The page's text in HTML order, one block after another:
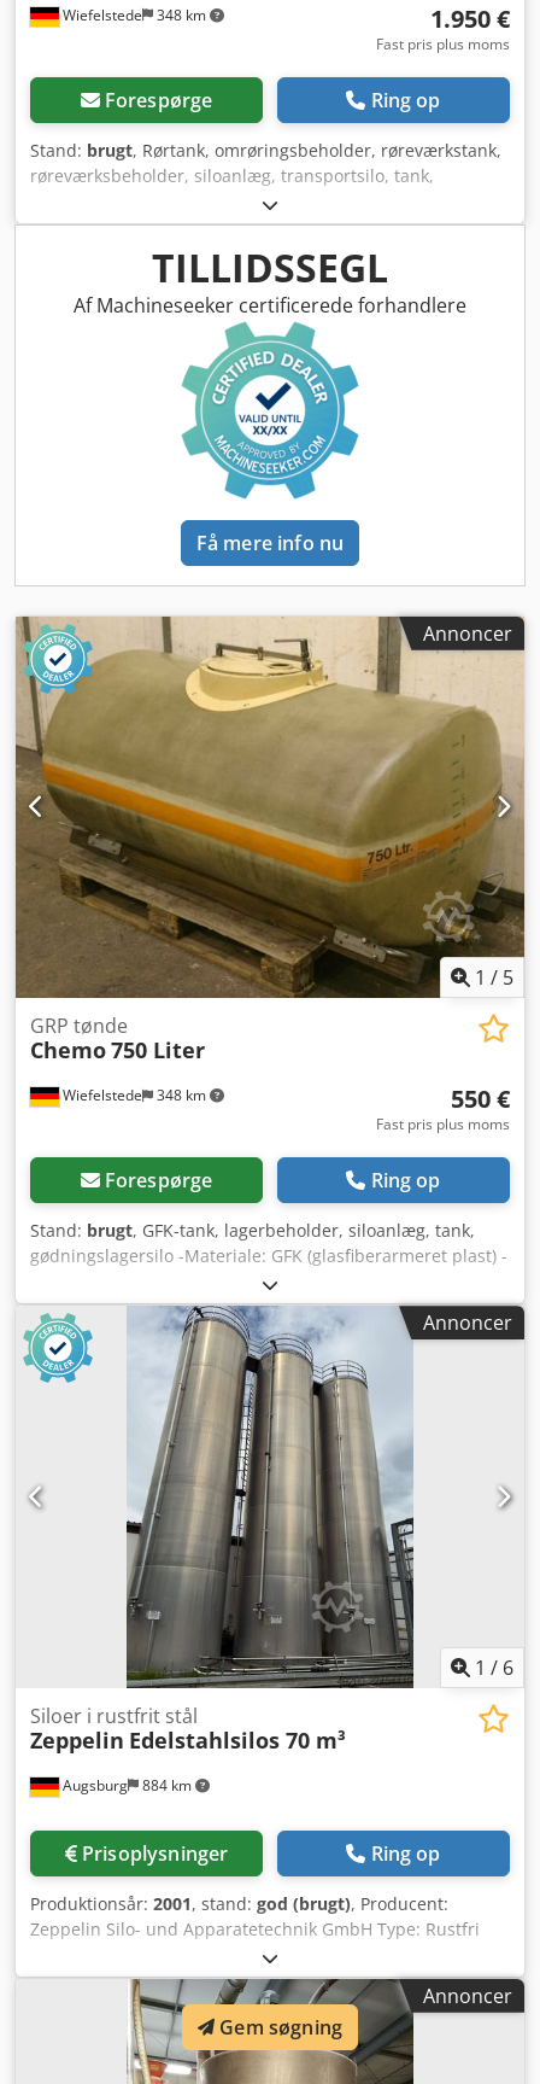
Wiefelstede 348 km 1.950 €
Fast pris plus moms
Forespørge Ring op
Stand: brugt, Rørtank, omrøringsbeholder, røreværkstank,
røreværksbeholder, siloanlæg, transportsilo, tank,
gødningslagersilo, smeltebeholder, smeltetank -Materiale:
rustfrit stål -Beslag: til omrøringsværk -Tankindhold: 1,3 m³
-Indvendig diameter tank: 1230 mm -Indvendig højde tank:
1120 mm -Dobbeltvægget beholder: kan køles eller
opvarmes -Udstyr: udløb i bunden, på ståfødder, med
beslag til omrøringsværk (uden omrøringsværk) -
Transportmål: 1280/1300/H2100 mm -Vægt: 430 kg
Dkodpfxsb Rgyrj Akmsr
TILLIDSSEGL
Af Machineseeker certificerede forhandlere
Få mere info nu
Annoncer
1 / 5
Wiefelstede 348 km
GRP tønde
Chemo750 Liter
550 €
Fast pris plus moms
Forespørge Ring op
Stand: brugt, GFK-tank, lagerbeholder, siloanlæg, tank,
gødningslagersilo -Materiale: GFK (glasfiberarmeret plast) -
Lagersilo: 750 liter -med: Stålstativ Dkodpfscnf E Hjx Akmsr
-Inspektionslem -Dimensioner: 1650/920/H900 mm -Vægt:
130 kg
Annoncer
1 / 6
Augsburg 884 km
Siloer i rustfrit stål
Zeppelin Edelstahlsilos 70 m³
Prisoplysninger Ring op
Produktionsår: 2001, stand: god (brugt), Producent:
Zeppelin Silo- und Apparatetechnik GmbH Type: Rustfri
stålsilo Byggeår: 2001 Volumen: 70 m³ pr. silo Materiale:
Rustfrit stål Fyldmateriale: PA-/PP-granulat Vægtfylde: 0,6
kg/dm³ Dkodpfx Ajzqkfpekmjr Silohøjde: 12.500 mm
Silodiameter: 3.000 mm Maks. driftsovertryk: 45 mbar
Tilladt undertryk: 5 mbar Maks. driftstemperatur: 50 °C
Annoncer
Gem søgning